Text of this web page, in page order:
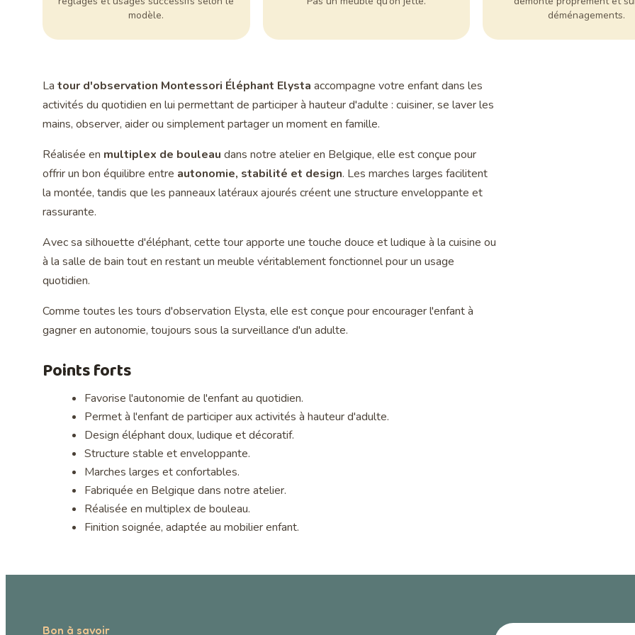
modèle.
déménagements.
La tour d'observation Montessori Éléphant Elysta accompagne votre enfant dans les
activités du quotidien en lui permettant de participer à hauteur d'adulte : cuisiner, se laver les
mains, observer, aider ou simplement partager un moment en famille.
Réalisée en multiplex de bouleau dans notre atelier en Belgique, elle est conçue pour
offrir un bon équilibre entre autonomie, stabilité et design. Les marches larges facilitent
la montée, tandis que les panneaux latéraux ajourés créent une structure enveloppante et
rassurante.
Avec sa silhouette d'éléphant, cette tour apporte une touche douce et ludique à la cuisine ou
à la salle de bain tout en restant un meuble véritablement fonctionnel pour un usage
quotidien.
Comme toutes les tours d'observation Elysta, elle est conçue pour encourager l'enfant à
gagner en autonomie, toujours sous la surveillance d'un adulte.
Points forts
Favorise l'autonomie de l'enfant au quotidien.
Permet à l'enfant de participer aux activités à hauteur d'adulte.
Design éléphant doux, ludique et décoratif.
Structure stable et enveloppante.
Marches larges et confortables.
Fabriquée en Belgique dans notre atelier.
Réalisée en multiplex de bouleau.
Finition soignée, adaptée au mobilier enfant.
Bon à savoir